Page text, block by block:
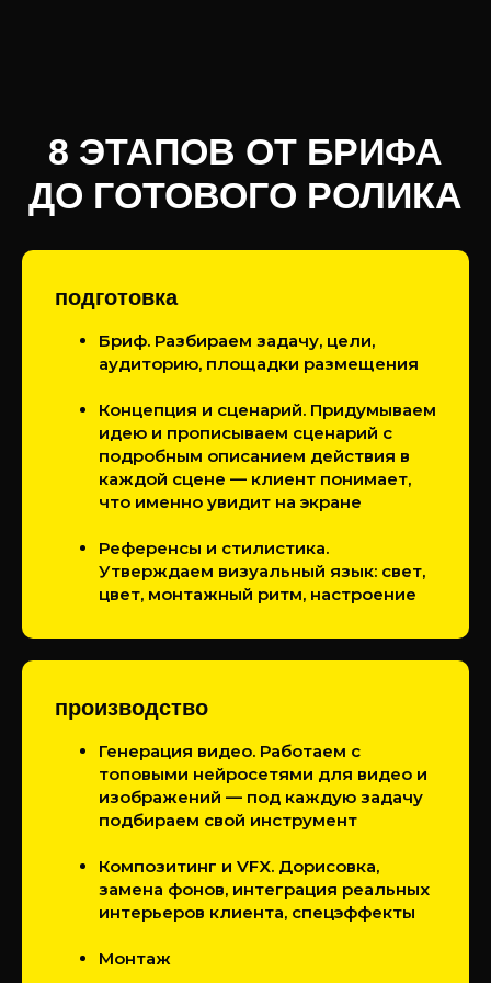
подготовка
Бриф. Разбираем задачу, цели,
аудиторию, площадки размещения
Концепция и сценарий. Придумываем
идею и прописываем сценарий с
подробным описанием действия в
каждой сцене — клиент понимает,
что именно увидит на экране
Референсы и стилистика.
Утверждаем визуальный язык: свет,
цвет, монтажный ритм, настроение
производство
Генерация видео. Работаем с
топовыми нейросетями для видео и
изображений — под каждую задачу
подбираем свой инструмент
Композитинг и VFX. Дорисовка,
замена фонов, интеграция реальных
интерьеров клиента, спецэффекты
Монтаж